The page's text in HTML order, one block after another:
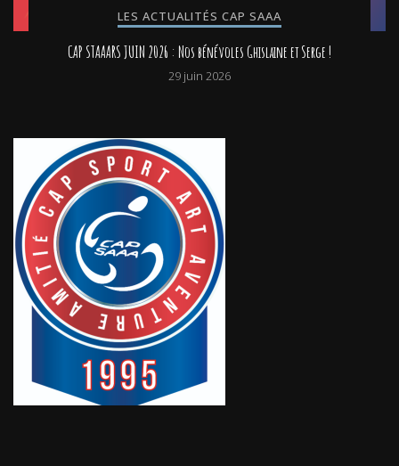
LES ACTUALITÉS CAP SAAA
CAP STAAARS JUIN 2026 : Nos bénévoles Ghislaine et Serge !
29 juin 2026